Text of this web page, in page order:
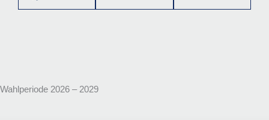
Wahlperiode 2026 – 2029